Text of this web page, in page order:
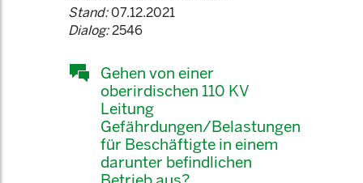
Stand:07.12.2021
Dialog:2546
Gehen von einer
oberirdischen 110 KV
Leitung
Gefährdungen/Belastungen
für Beschäftigte in einem
darunter befindlichen